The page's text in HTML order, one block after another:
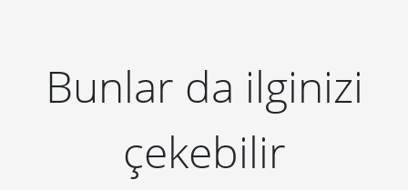
Bunlar da ilginizi
çekebilir